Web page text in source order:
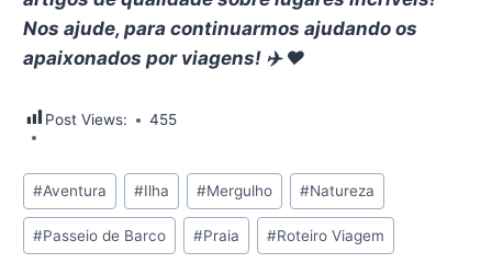
Nos ajude, para continuarmos ajudando os
apaixonados por viagens! ✈️ ❤️
Post Views: 455
Tags
do
Post:
#Aventura #Ilha #Mergulho #Natureza
#Passeio de Barco #Praia #Roteiro Viagem